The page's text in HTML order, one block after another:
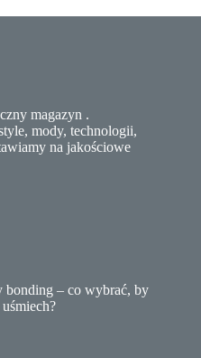
magazyn .
mody, technologii,
na jakościowe
bonding – co wybrać, by